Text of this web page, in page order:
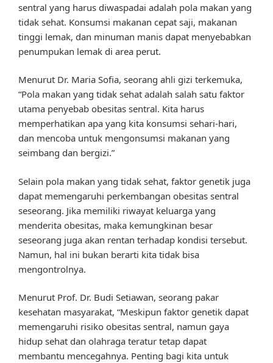
sentral yang harus diwaspadai adalah pola makan yang
tidak sehat. Konsumsi makanan cepat saji, makanan
tinggi lemak, dan minuman manis dapat menyebabkan
penumpukan lemak di area perut.
Menurut Dr. Maria Sofia, seorang ahli gizi terkemuka,
“Pola makan yang tidak sehat adalah salah satu faktor
utama penyebab obesitas sentral. Kita harus
memperhatikan apa yang kita konsumsi sehari-hari,
dan mencoba untuk mengonsumsi makanan yang
seimbang dan bergizi.”
Selain pola makan yang tidak sehat, faktor genetik juga
dapat memengaruhi perkembangan obesitas sentral
seseorang. Jika memiliki riwayat keluarga yang
menderita obesitas, maka kemungkinan besar
seseorang juga akan rentan terhadap kondisi tersebut.
Namun, hal ini bukan berarti kita tidak bisa
mengontrolnya.
Menurut Prof. Dr. Budi Setiawan, seorang pakar
kesehatan masyarakat, “Meskipun faktor genetik dapat
memengaruhi risiko obesitas sentral, namun gaya
hidup sehat dan olahraga teratur tetap dapat
membantu mencegahnya. Penting bagi kita untuk